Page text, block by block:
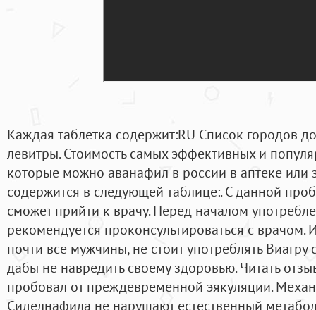
Каждая таблетка содержит:RU Список городов
левитры. Стоимость самых эффективных и
которые можно аванафил в россии в аптеке или
содержится в следующей таблице:. С данной
сможет прийти к врачу. Перед началом
рекомендуется проконсультироваться с врачом.
почти все мужчины, не стоит употреблять
дабы не навредить своему здоровью. Читать
пробовал от преждевременной эякуляции.
Сиделнафила не нарушают естественный